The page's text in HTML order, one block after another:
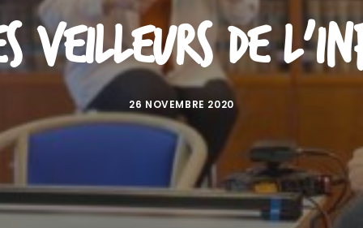
veilleurs de
26 NOVEMBRE 2020